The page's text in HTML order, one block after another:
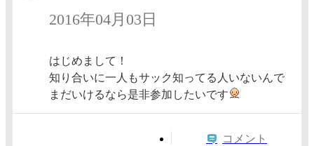
2016年04月03日
はじめまして！
知り合いに一人もサック知ってる人いないんで
まだいけるなら是非参加したいです
コメント